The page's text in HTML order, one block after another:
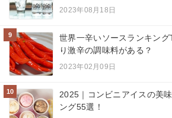
2023年08月18日
9
世界一辛いソースランキン
り激辛の調味料がある？
2023年02月09日
10
2025｜コンビニアイスの美
ング55選！